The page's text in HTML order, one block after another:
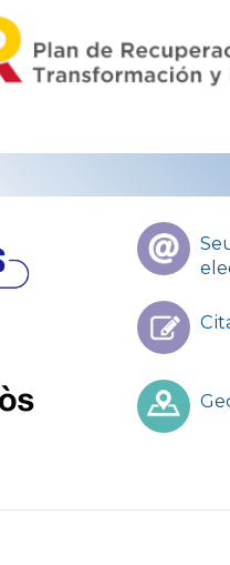
Menú
carrusel